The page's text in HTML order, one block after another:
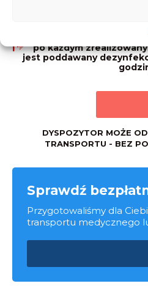
konieczne jest
po każdym
jest poddawany
DYSPOZYTOR MOŻE
TRANSPORTU - BEZ
Sprawdź
Przygotowaliśmy dla
transportu medycznego